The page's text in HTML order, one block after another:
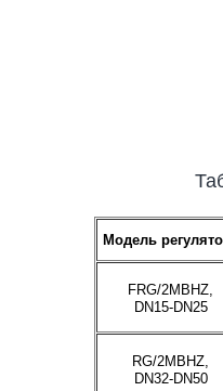
Модель
FRG/2MBHZ,
DN15-DN25
RG/2MBHZ,
DN32-DN50